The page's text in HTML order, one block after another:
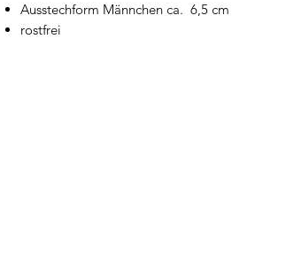
Ausstechform Männchen ca. 6,5 cm
rostfrei